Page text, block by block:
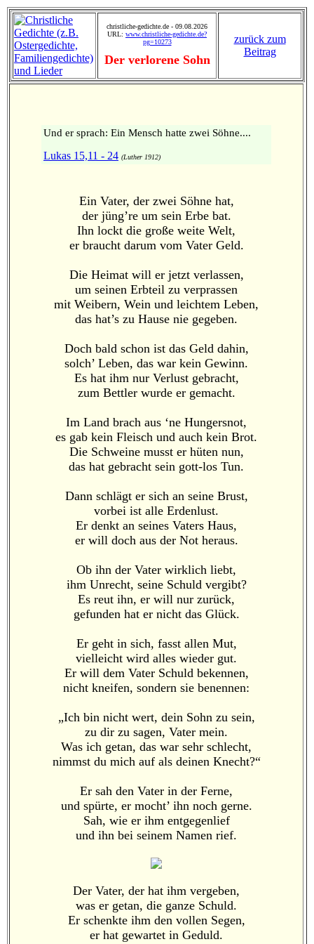
christliche-gedichte.de - 09.08.2026
URL: www.christliche-gedichte.de?
pg=10273
Der verlorene Sohn
zurück zum
Beitrag
Und er sprach: Ein Mensch hatte zwei Söhne....
Lukas 15,11 - 24 (Luther 1912)
Ein Vater, der zwei Söhne hat,
der jüng’re um sein Erbe bat.
Ihn lockt die große weite Welt,
er braucht darum vom Vater Geld.
Die Heimat will er jetzt verlassen,
um seinen Erbteil zu verprassen
mit Weibern, Wein und leichtem Leben,
das hat’s zu Hause nie gegeben.
Doch bald schon ist das Geld dahin,
solch’ Leben, das war kein Gewinn.
Es hat ihm nur Verlust gebracht,
zum Bettler wurde er gemacht.
Im Land brach aus ‘ne Hungersnot,
es gab kein Fleisch und auch kein Brot.
Die Schweine musst er hüten nun,
das hat gebracht sein gott-los Tun.
Dann schlägt er sich an seine Brust,
vorbei ist alle Erdenlust.
Er denkt an seines Vaters Haus,
er will doch aus der Not heraus.
Ob ihn der Vater wirklich liebt,
ihm Unrecht, seine Schuld vergibt?
Es reut ihn, er will nur zurück,
gefunden hat er nicht das Glück.
Er geht in sich, fasst allen Mut,
vielleicht wird alles wieder gut.
Er will dem Vater Schuld bekennen,
nicht kneifen, sondern sie benennen:
„Ich bin nicht wert, dein Sohn zu sein,
zu dir zu sagen, Vater mein.
Was ich getan, das war sehr schlecht,
nimmst du mich auf als deinen Knecht?“
Er sah den Vater in der Ferne,
und spürte, er mocht’ ihn noch gerne.
Sah, wie er ihm entgegenlief
und ihn bei seinem Namen rief.
Der Vater, der hat ihm vergeben,
was er getan, die ganze Schuld.
Er schenkte ihm den vollen Segen,
er hat gewartet in Geduld.